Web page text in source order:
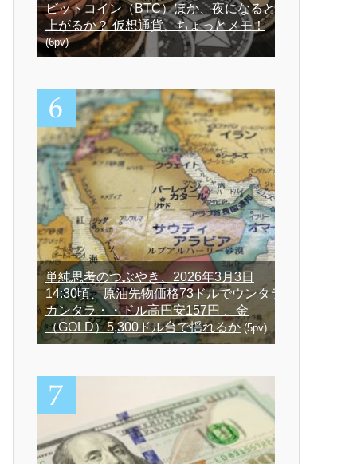
ビットコイン（BTC）ほか、夜になると
上がるか？ 仮想通貨、ちょっとメモ！
(6pv)
単純思考のつぶやき、2026年3月3日
14:30頃、原油先物価格73ドルでウンタラ
カンタラ・・ドル高円安157円 、金
（GOLD）5,300ドル台で揺れるか(5pv)